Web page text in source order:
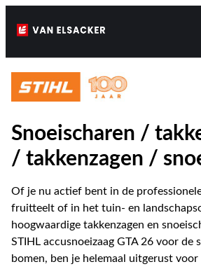
Snoeischaren /
/ takkenzagen /
Of je nu actief bent in de
fruitteelt of in het tuin- en
hoogwaardige takkenzagen en
STIHL accusnoeizaag GTA 26 voor de
bomen, ben je helemaal uitgerust voor